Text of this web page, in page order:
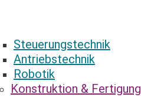
Steuerungstechnik
Antriebstechnik
Robotik
Konstruktion & ­Fertigung